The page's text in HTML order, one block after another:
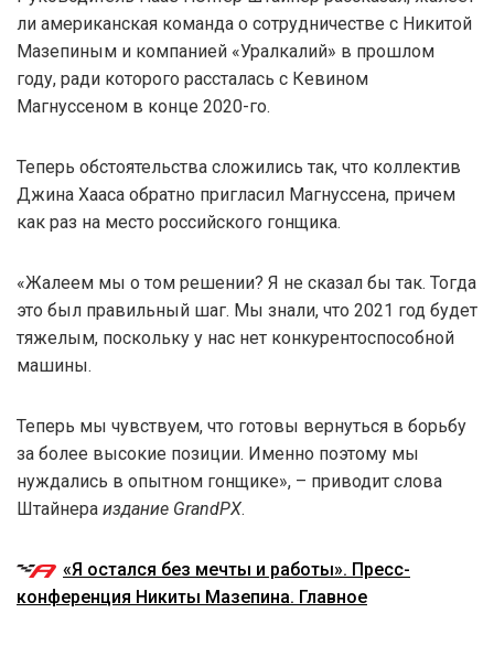
ли американская команда о сотрудничестве с Никитой
Мазепиным и компанией «Уралкалий» в прошлом
году, ради которого рассталась с Кевином
Магнуссеном в конце 2020-го.
Теперь обстоятельства сложились так, что коллектив
Джина Хааса обратно пригласил Магнуссена, причем
как раз на место российского гонщика.
«Жалеем мы о том решении? Я не сказал бы так. Тогда
это был правильный шаг. Мы знали, что 2021 год будет
тяжелым, поскольку у нас нет конкурентоспособной
машины.
Теперь мы чувствуем, что готовы вернуться в борьбу
за более высокие позиции. Именно поэтому мы
нуждались в опытном гонщике», – приводит слова
Штайнера издание GrandPX.
«Я остался без мечты и работы». Пресс-
конференция Никиты Мазепина. Главное